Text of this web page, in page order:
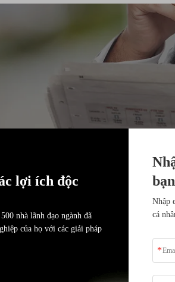
lợi ích độc
nhà lãnh đạo ngành đã
của họ với các giải pháp
Nhập
cá